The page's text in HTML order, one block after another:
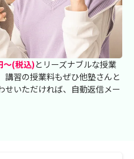
～(税込)とリーズナブルな授業
講習の授業料もぜひ他塾さんと
せいただければ、自動返信メー